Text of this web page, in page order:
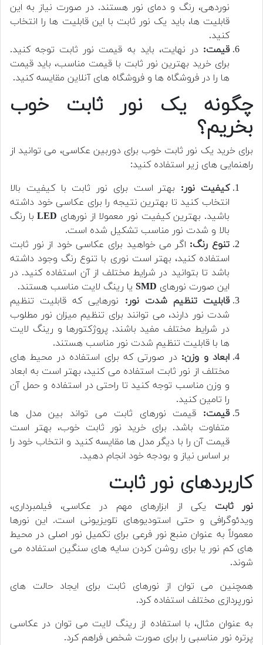
نوردهی، رنگ و دمای نور هستند. در صورت نیاز به این
قابلیت ها، باید یک نور ثابت با این قابلیت ها را انتخاب
کنید.
قیمت: در نهایت، باید به قیمت نور ثابت توجه کنید.
برای خرید بهترین نور ثابت با قیمت مناسب، باید قیمت
ها را در فروشگاه ها و فروشگاه های آنلاین مقایسه کنید.
چگونه یک نور ثابت خوب
بخریم؟
برای خرید یک نور ثابت خوب برای دوربین عکاسی، می توانید از
راهنمایی های زیر استفاده کنید:
کیفیت نور: بهتر است برای نور ثابت با کیفیت بالا
انتخاب کنید تا بهترین نتیجه را برای عکاسی خود داشته
باشید. بهترین کیفیت نور معمولا از نورهای LEDبا رنگ
بالا و شدت نور مناسب تشکیل شده است.
تنوع رنگ: اگر می خواهید برای عکاسی خود از نور ثابت
استفاده کنید، بهتر است نوری با تنوع رنگ وجود داشته
باشد تا بتوانید در شرایط مختلف از آن استفاده کنید. در
این صورت نورهای SMD یا رینگ لایت مناسب هستند.
قابلیت تنظیم شدت نور: نورهایی که قابلیت تنظیم
شدت نور دارند، می توانند برای تنظیم میزان نور مطلوب
در شرایط مختلف مفید باشند. پروژکتورها و رینگ لایت
ها با قابلیت تنظیم شدت نور مناسب هستند.
ابعاد و وزن:در صورتی که برای استفاده در محیط های
مختلف از نور ثابت استفاده می کنید، بهتر است به ابعاد
و وزن مناسب توجه کنید تا راحتی در استفاده و حمل آن
را تامین کنید.
قیمت: قیمت نورهای ثابت می تواند بین مدل ها
متفاوت باشد. برای خرید نور ثابت خوب، بهتر است
قیمت آن را با دیگر مدل ها مقایسه کنید و انتخاب خود را
بر اساس نیاز و بودجه خود انجام دهید.
کاربردهای نور ثابت
نور ثابت یکی از ابزارهای مهم در عکاسی، فیلمبرداری،
ویدئوگرافی و حتی استودیوهای تلویزیونی است. این نورها
معمولاً به عنوان منبع نور فرعی برای تکمیل نور اصلی در محیط
های کم نور یا برای روشن کردن سایه های سنگین استفاده می
شوند.
همچنین می توان از نورهای ثابت برای ایجاد حالت های
نورپردازی مختلف استفاده کرد.
به عنوان مثال، با استفاده از رینگ لایت می توان در عکاسی
پرتره نور مناسبی را برای صورت شخص فراهم کرد.